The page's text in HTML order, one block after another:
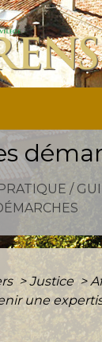
/
> Justice >
une